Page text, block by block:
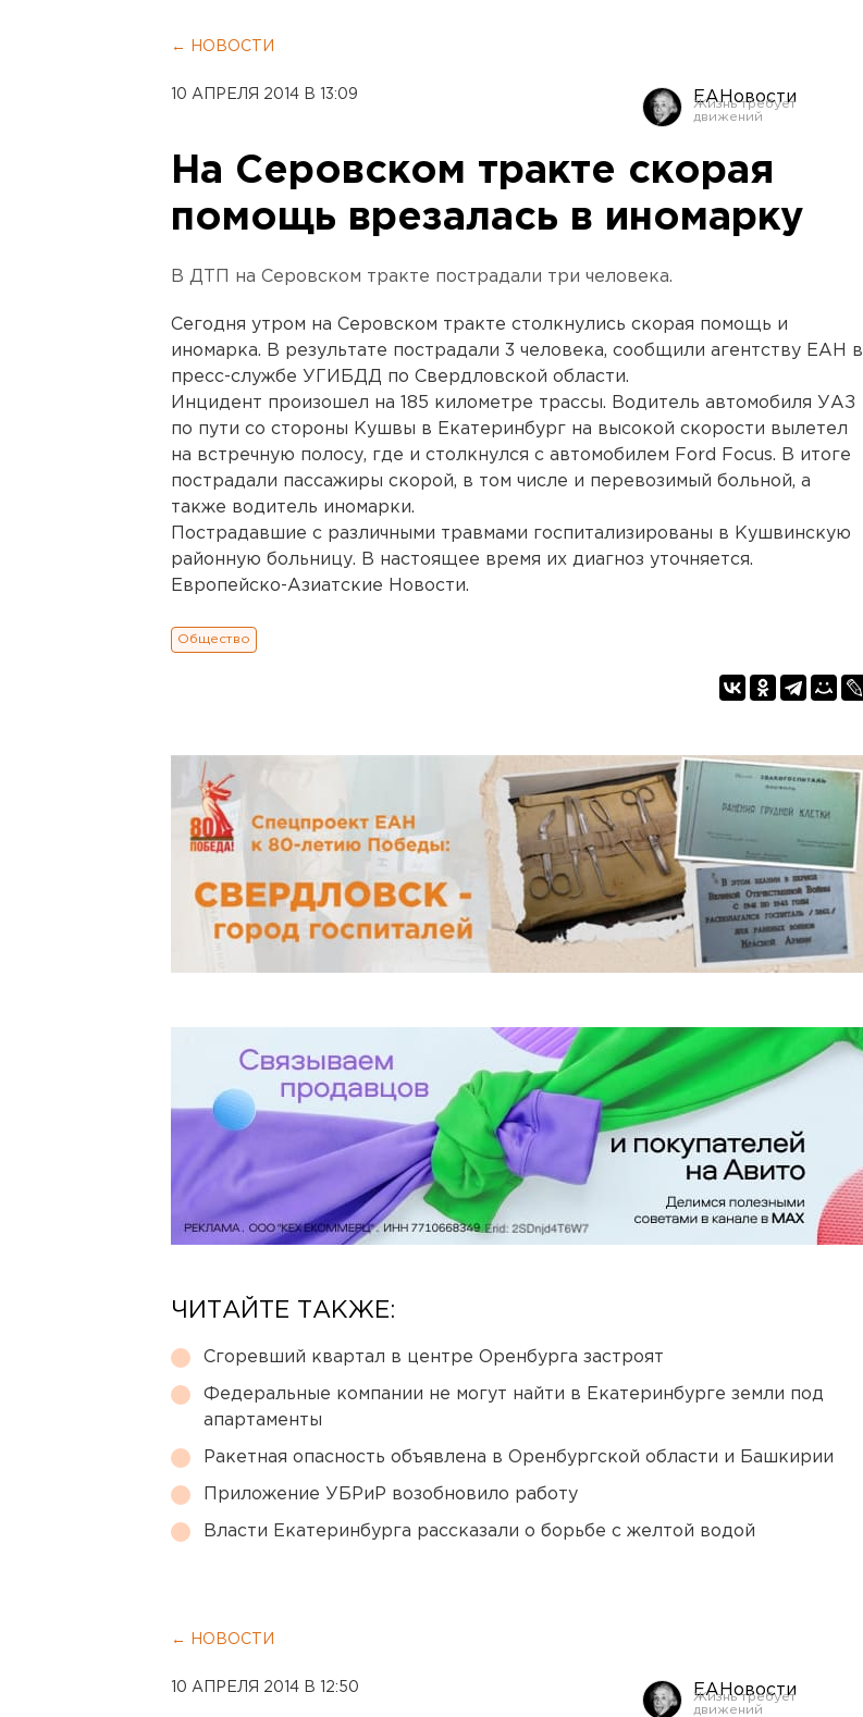
← НОВОСТИ
10 АПРЕЛЯ 2014 В 13:09 ЕАНовости
На Серовском тракте скорая
помощь врезалась в иномарку
В ДТП на Серовском тракте пострадали три человека.
Сегодня утром на Серовском тракте столкнулись скорая помощь и
иномарка. В результате пострадали 3 человека, сообщили агентству ЕАН в
пресс-службе УГИБДД по Свердловской области.
Инцидент произошел на 185 километре трассы. Водитель автомобиля УАЗ
по пути со стороны Кушвы в Екатеринбург на высокой скорости вылетел
на встречную полосу, где и столкнулся с автомобилем Ford Focus. В итоге
пострадали пассажиры скорой, в том числе и перевозимый больной, а
также водитель иномарки.
Пострадавшие с различными травмами госпитализированы в Кушвинскую
районную больницу. В настоящее время их диагноз уточняется.
Европейско-Азиатские Новости.
Общество
ЧИТАЙТЕ ТАКЖЕ:
Сгоревший квартал в центре Оренбурга застроят
Федеральные компании не могут найти в Екатеринбурге земли под
апартаменты
Ракетная опасность объявлена в Оренбургской области и Башкирии
Приложение УБРиР возобновило работу
Власти Екатеринбурга рассказали о борьбе с желтой водой
← НОВОСТИ
10 АПРЕЛЯ 2014 В 12:50 ЕАНовости